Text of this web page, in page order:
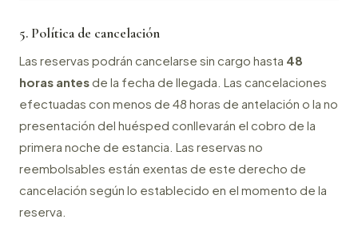
5. Política de cancelación
Las reservas podrán cancelarse sin cargo hasta 48
horas antesde la fecha de llegada. Las cancelaciones
efectuadas con menos de 48 horas de antelación o la no
presentación del huésped conllevarán el cobro de la
primera noche de estancia. Las reservas no
reembolsables están exentas de este derecho de
cancelación según lo establecido en el momento de la
reserva.